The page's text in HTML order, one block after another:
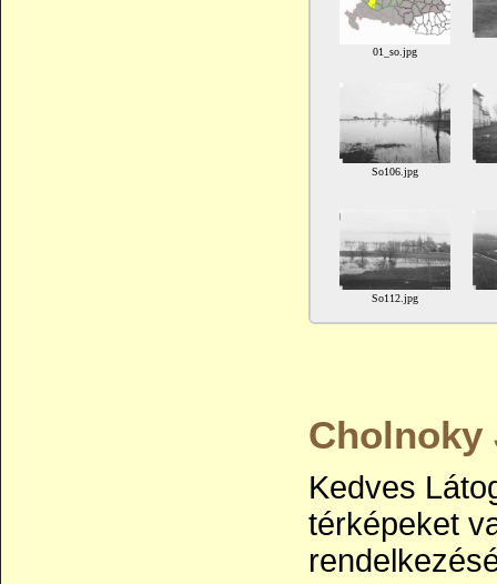
01_so.jpg
So106.jpg
So112.jpg
Cholnoky
Kedves
térképeket